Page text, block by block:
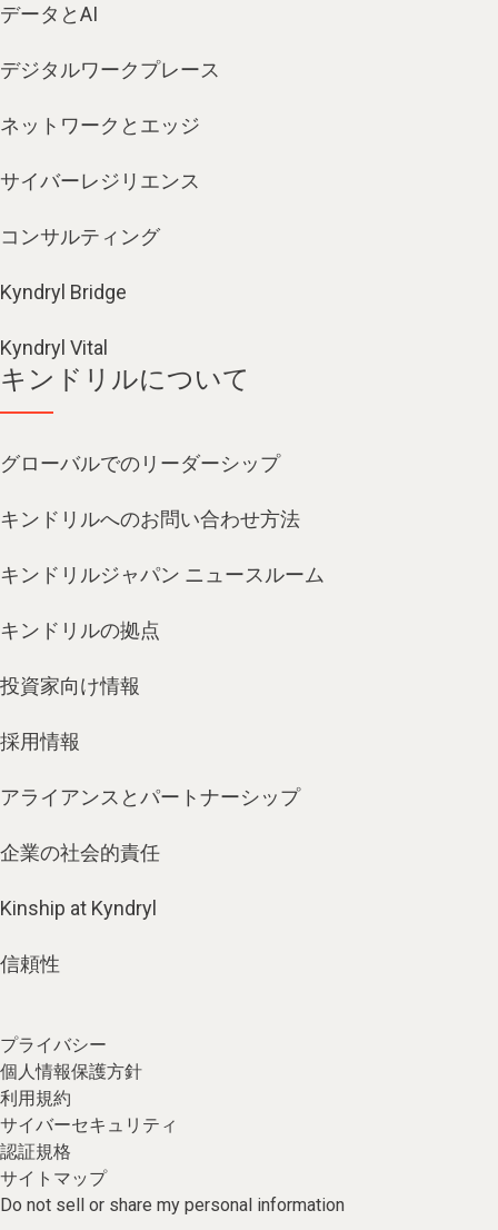
データとAI
デジタルワークプレース
ネットワークとエッジ
サイバーレジリエンス
コンサルティング
Kyndryl Bridge
Kyndryl Vital
キンドリルについて
グローバルでのリーダーシップ
キンドリルへのお問い合わせ方法
キンドリルジャパン ニュースルーム
キンドリルの拠点
投資家向け情報
採用情報
アライアンスとパートナーシップ
企業の社会的責任
Kinship at Kyndryl
信頼性
プライバシー
個人情報保護方針
利用規約
サイバーセキュリティ
認証規格
サイトマップ
Do not sell or share my personal information